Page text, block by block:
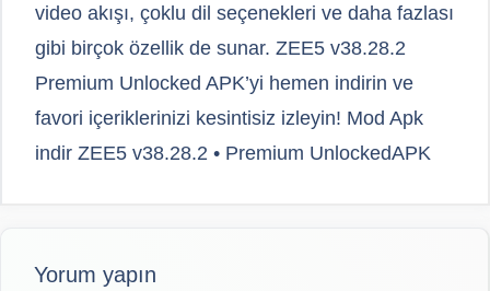
video akışı, çoklu dil seçenekleri ve daha fazlası
gibi birçok özellik de sunar. ZEE5 v38.28.2
Premium Unlocked APK’yi hemen indirin ve
favori içeriklerinizi kesintisiz izleyin! Mod Apk
indir ZEE5 v38.28.2 • Premium UnlockedAPK
Yorum yapın